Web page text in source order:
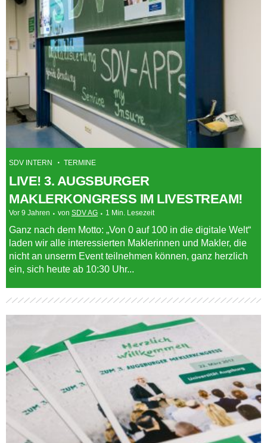
SDV INTERN TERMINE
LIVE! 3. AUGSBURGER
MAKLERKONGRESS IM LIVESTREAM!
Vor 9 Jahren von SDV AG 1 Min. Lesezeit
Ganz nach dem Motto: „Von 0 auf 100 in die digitale Welt“
laden wir alle interessierten Maklerinnen und Makler, die
nicht an unserm Event teilnehmen können, ganz herzlich
ein, sich heute ab 10:30 Uhr...